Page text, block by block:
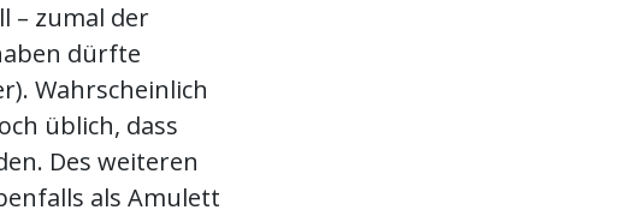
– zumal der
dürfte
Wahrscheinlich
üblich, dass
Des weiteren
als Amulett